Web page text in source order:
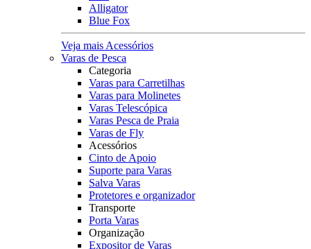
Alligator
Blue Fox
Veja mais Acessórios
Varas de Pesca
Categoria
Varas para Carretilhas
Varas para Molinetes
Varas Telescópica
Varas Pesca de Praia
Varas de Fly
Acessórios
Cinto de Apoio
Suporte para Varas
Salva Varas
Protetores e organizador
Transporte
Porta Varas
Organização
Expositor de Varas